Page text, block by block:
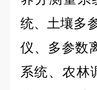
统、土壤多
仪、多参数
系统、农林